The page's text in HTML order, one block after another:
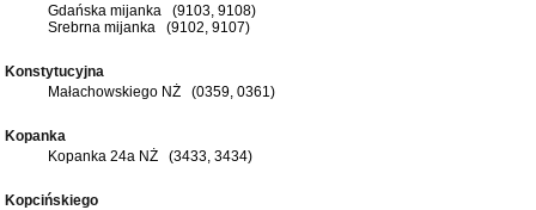
Gdańska mijanka (9103, 9108)
Srebrna mijanka (9102, 9107)
Konstytucyjna
Małachowskiego NŻ (0359, 0361)
Kopanka
Kopanka 24a NŻ (3433, 3434)
Kopcińskiego